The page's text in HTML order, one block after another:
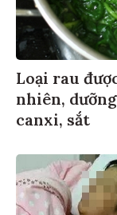
Loại rau
nhiên,
canxi, sắt